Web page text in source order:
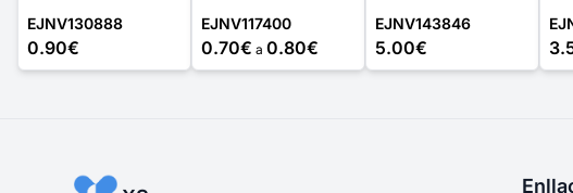
EJNV130888
0.90€
EJNV117400
0.70€ a 0.80€
EJNV143846
5.00€